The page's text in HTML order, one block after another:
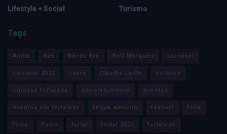
Lifestyle + Social
Turismo
Tags
Anitta Axé Banda Eva Bell Marques carnaval
carnaval 2022 ceará Claudia Leitte colosso
colosso fortaleza entretenimento eventos
eventos em fortaleza felipe amorim festival folia
forro Forró fortal fortal 2022 fortaleza